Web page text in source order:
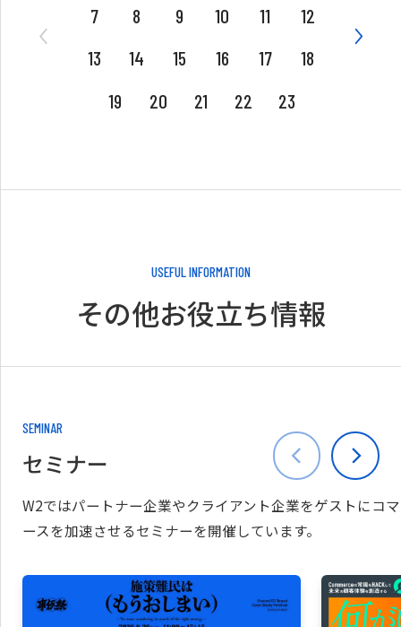
7
8 9 10 11
12
13
14 15 16 17
18
19
20 21 22 23
USEFUL INFORMATION
その他お役立ち情報
SEMINAR
セミナー
W2ではパートナー企業やクライアント企業をゲストにコマ
ースを加速させるセミナーを開催しています。